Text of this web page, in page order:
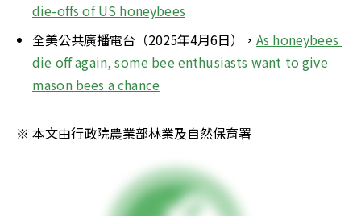
die-offs of US honeybees
全美公共廣播電台（2025年4月6日）， As honeybees
die off again, some bee enthusiasts want to give
mason bees a chance
※ 本文由行政院農業部林業及自然保育署